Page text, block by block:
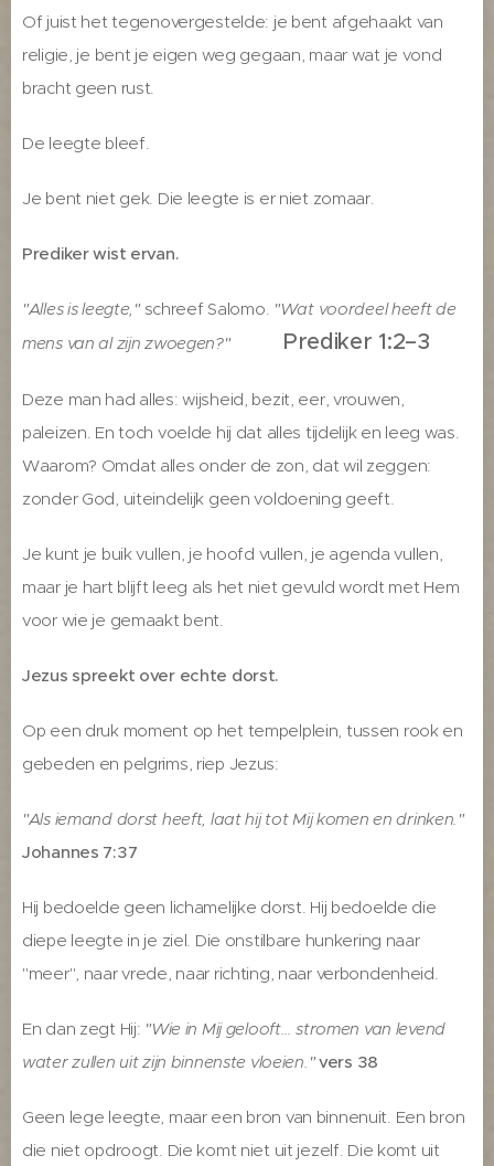
Of juist het tegenovergestelde: je bent afgehaakt van
religie, je bent je eigen weg gegaan, maar wat je vond
bracht geen rust.
De leegte bleef.
Je bent niet gek. Die leegte is er niet zomaar.
Prediker wist ervan.
"Alles is leegte,"schreef Salomo. "Wat voordeel heeft de
mens van al zijn zwoegen?" Prediker 1:2–3
Deze man had alles: wijsheid, bezit, eer, vrouwen,
paleizen. En toch voelde hij dat alles tijdelijk en leeg was.
Waarom? Omdat alles onder de zon, dat wil zeggen:
zonder God, uiteindelijk geen voldoening geeft.
Je kunt je buik vullen, je hoofd vullen, je agenda vullen,
maar je hart blijft leeg als het niet gevuld wordt met Hem
voor wie je gemaakt bent.
Jezus spreekt over echte dorst.
Op een druk moment op het tempelplein, tussen rook en
gebeden en pelgrims, riep Jezus:
"Als iemand dorst heeft, laat hij tot Mij komen en drinken."
Johannes 7:37
Hij bedoelde geen lichamelijke dorst. Hij bedoelde die
diepe leegte in je ziel. Die onstilbare hunkering naar
"meer", naar vrede, naar richting, naar verbondenheid.
En dan zegt Hij: "Wie in Mij gelooft… stromen van levend
water zullen uit zijn binnenste vloeien."vers 38
Geen lege leegte, maar een bron van binnenuit. Een bron
die niet opdroogt. Die komt niet uit jezelf. Die komt uit